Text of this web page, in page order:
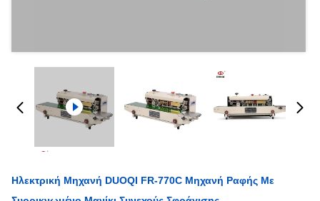
Ηλεκτρική Μηχανή DUOQI FR-770C Μηχανή Ραφής Με